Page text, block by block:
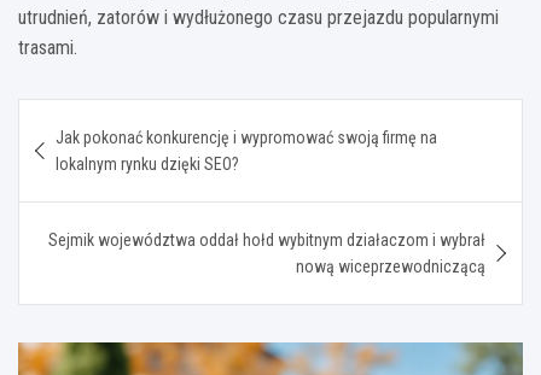
utrudnień, zatorów i wydłużonego czasu przejazdu popularnymi
trasami.
wpisu
Jak pokonać konkurencję i wypromować swoją firmę na
lokalnym rynku dzięki SEO?
Sejmik województwa oddał hołd wybitnym działaczom i wybrał
nową wiceprzewodniczącą